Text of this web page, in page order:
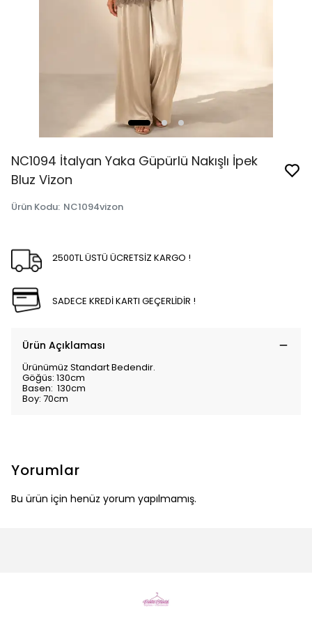
NC1094 İtalyan Yaka Güpürlü Nakışlı İpek
Bluz Vizon
Ürün Kodu: NC1094vizon
2500TL ÜSTÜ ÜCRETSİZ KARGO !
SADECE KREDİ KARTI GEÇERLİDİR !
Ürün Açıklaması
Ürünümüz Standart Bedendir.
Göğüs: 130cm
Basen: 130cm
Boy: 70cm
Yorumlar
Bu ürün için henüz yorum yapılmamış.